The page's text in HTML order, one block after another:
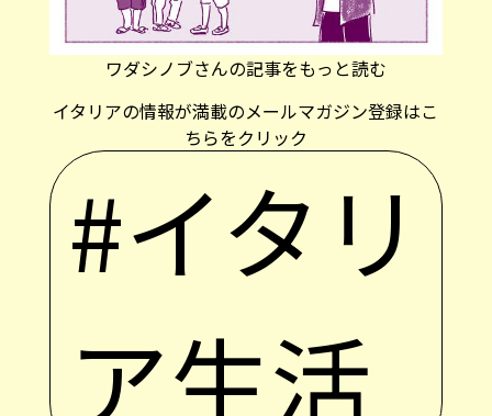
ワダシノブさんの記事をもっと読む
イタリアの情報が満載のメールマガジン登録はこ
ちらをクリック
#イタリ
ア生活